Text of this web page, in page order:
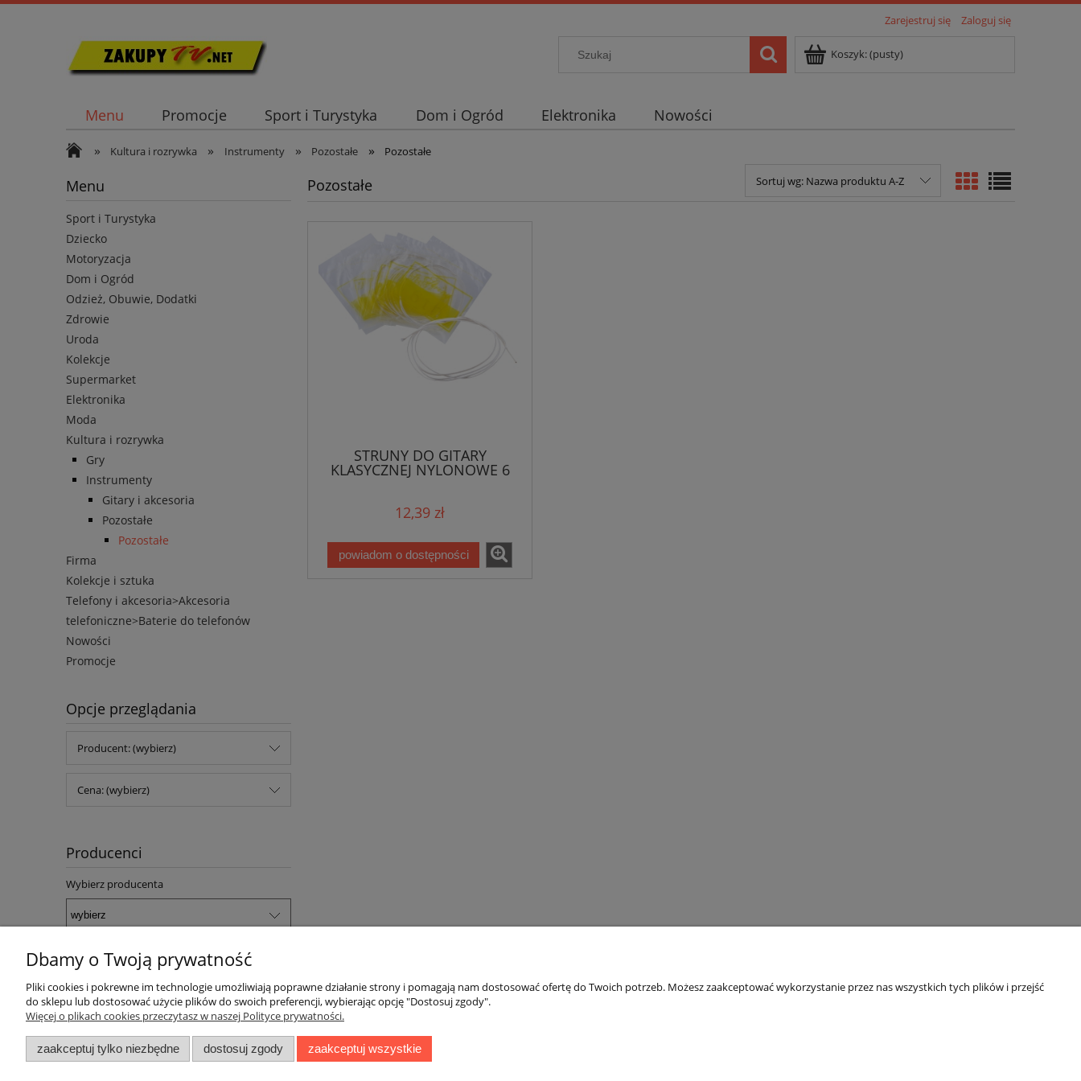
Zarejestruj się Zaloguj się
Koszyk:(pusty)
Menu Promocje Sport i Turystyka Dom i Ogród Elektronika Nowości
» Kultura i rozrywka » Instrumenty » Pozostałe » Pozostałe
Menu
Sport i Turystyka
Dziecko
Motoryzacja
Dom i Ogród
Odzież, Obuwie, Dodatki
Zdrowie
Uroda
Kolekcje
Supermarket
Elektronika
Moda
Kultura i rozrywka
Gry
Instrumenty
Gitary i akcesoria
Pozostałe
Pozostałe
Firma
Kolekcje i sztuka
Telefony i akcesoria>Akcesoria
telefoniczne>Baterie do telefonów
Nowości
Promocje
Opcje przeglądania
Producent: (wybierz)
Cena: (wybierz)
Producenci
Wybierz producenta
Pozostałe Sortuj wg: Nazwa produktu A-Z
STRUNY DO GITARY
KLASYCZNEJ NYLONOWE 6
SZTUK
12,39 zł
powiadom o dostępności
Pomoc
Zwroty i reklamacje
Regulamin
Moje konto
Twoje zamówienia
Ustawienia konta
Dbamy o Twoją prywatność
Pliki cookies i pokrewne im technologie umożliwiają poprawne działanie strony i pomagają nam dostosować ofertę do Twoich potrzeb. Możesz zaakceptować wykorzystanie przez nas wszystkich tych plików i przejść
do sklepu lub dostosować użycie plików do swoich preferencji, wybierając opcję "Dostosuj zgody".
Więcej o plikach cookies przeczytasz w naszej Polityce prywatności.
zaakceptuj tylko niezbędne dostosuj zgody zaakceptuj wszystkie